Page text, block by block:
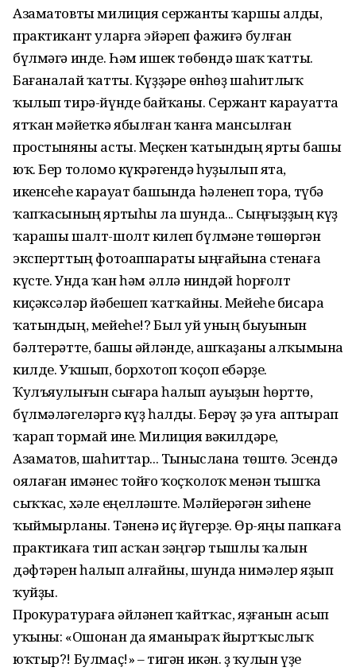
Азаматовты милиция сержанты ҡаршы алды,
практикант уларға эйәреп фажиғә булған
бүлмәгә инде. Һәм ишек төбөндә шаҡ ҡатты.
Бағаналай ҡатты. Күҙҙәре өнһөҙ шаһитлыҡ
ҡылып тирә-йүнде байҡаны. Сержант карауатта
ятҡан мәйеткә ябылған ҡанға мансылған
простыняны асты. Меҫкен ҡатындың ярты башы
юҡ. Бер толомо күкрәгендә һуҙылып ята,
икенсеһе карауат башында һәленеп тора, түбә
ҡапҡасының яртыһы ла шунда... Сыңғыҙҙың күҙ
ҡарашы шалт-шолт килеп бүлмәне төшөргән
эксперттың фотоаппараты ыңғайына стенаға
күсте. Унда ҡан һәм әллә ниндәй һорғолт
киҫәксәләр йәбешеп ҡатҡайны. Мейеһе бисара
ҡатындың, мейеһе!? Был уй уның быуынын
бәлтерәтте, башы әйләнде, ашҡаҙаны алҡымына
килде. Уҡшып, борхотоп ҡоҫоп ебәрҙе.
Ҡулъяулығын сығара һалып ауыҙын һөрттө,
бүлмәләгеләргә күҙ һалды. Берәү ҙә уға аптырап
ҡарап тормай ине. Милиция вәкилдәре,
Азаматов, шаһиттар... Тыныслана төштө. Эсендә
оялаған имәнес тойғо ҡоҫҡолоҡ менән тышҡа
сыҡҡас, хәле еңелләште. Мәлйерәгән зиһене
ҡыймырланы. Тәненә иҫ йүгерҙе. Өр-яңы папкаға
практикаға тип асҡан зәңгәр тышлы ҡалын
дәфтәрен һалып алғайны, шунда нимәлер яҙып
ҡуйҙы.
Прокуратураға әйләнеп ҡайтҡас, яҙғанын асып
уҡыны: «Ошонан да яманыраҡ йыртҡыслыҡ
юҡтыр?! Булмаҫ!» – тигән икән. Үҙ ҡулын үҙе